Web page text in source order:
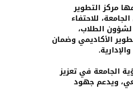
مركز التطوير
للاحتفاء
لشؤون الطلاب،
الأكاديمي وضمان
الجامعة في تعزيز
ويدعم جهود